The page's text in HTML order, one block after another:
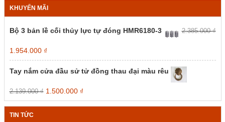
KHUYẾN MÃI
Bộ 3 bản lề cối thủy lực tự đóng HMR6180-3 2.385.000₫
Giá
gốc
là:
2.385.000 ₫.
1.954.000 ₫Giá
hiện
tại
Tay nắm cửa đầu sử tử đồng thau đại màu rêu
2.139.000₫ Giá
gốc
là:
1.500.000 ₫Giá
hiện
tại
TIN TỨC